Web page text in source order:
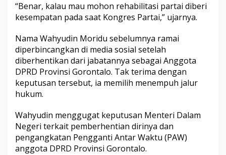
“Benar, kalau mau mohon rehabilitasi partai diberi
kesempatan pada saat Kongres Partai,” ujarnya.
Nama Wahyudin Moridu sebelumnya ramai
diperbincangkan di media sosial setelah
diberhentikan dari jabatannya sebagai Anggota
DPRD Provinsi Gorontalo. Tak terima dengan
keputusan tersebut, ia memilih menempuh jalur
hukum.
Wahyudin menggugat keputusan Menteri Dalam
Negeri terkait pemberhentian dirinya dan
pengangkatan Pengganti Antar Waktu (PAW)
anggota DPRD Provinsi Gorontalo.